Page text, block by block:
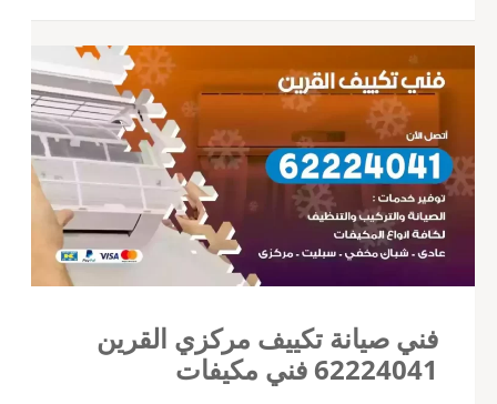
فني صيانة تكييف مركزي القرين
62224041 فني مكيفات